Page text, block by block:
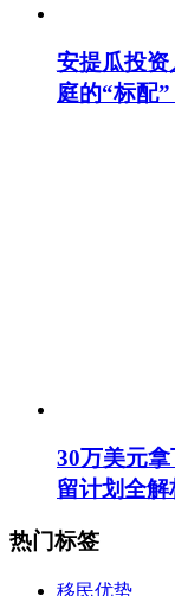
安提瓜投
庭的“标配”
30万美元
留计划全解
热门标签
移民优势